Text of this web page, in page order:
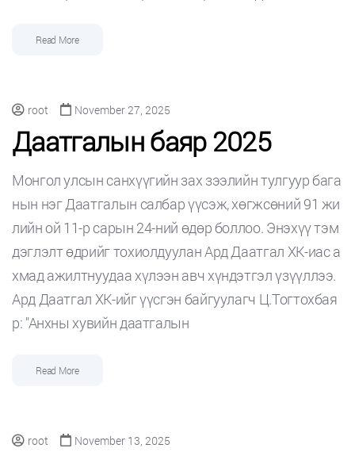
Read More
root November 27, 2025
Даатгалын баяр 2025
Монгол улсын санхүүгийн зах зээлийн тулгуур бага
нын нэг Даатгалын салбар үүсэж, хөгжсөний 91 жи
лийн ой 11-р сарын 24-ний өдөр боллоо. Энэхүү тэм
дэглэлт өдрийг тохиолдуулан Ард Даатгал ХК-иас а
хмад ажилтнуудаа хүлээн авч хүндэтгэл үзүүллээ.
Ард Даатгал ХК-ийг үүсгэн байгуулагч Ц.Тогтохбая
р: "Анхны хувийн даатгалын
Read More
root November 13, 2025